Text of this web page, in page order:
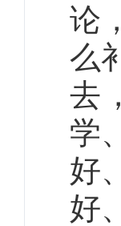
论
么
去
学
好
好